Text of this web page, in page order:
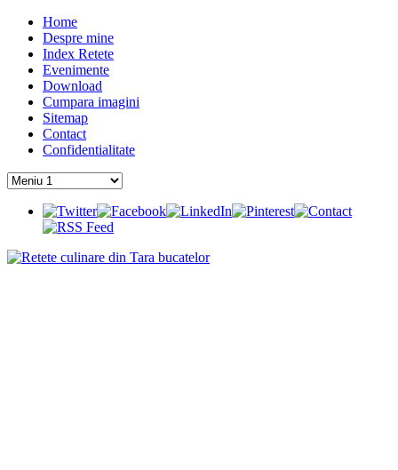
Home
Despre mine
Index Retete
Evenimente
Download
Cumpara imagini
Sitemap
Contact
Confidentialitate